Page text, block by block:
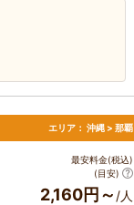
エリア： 沖縄 > 那覇
最安料金(税込)
(目安)
2,160円～ /人